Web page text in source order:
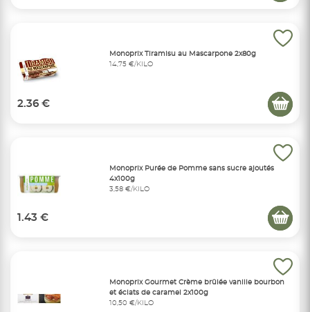
Monoprix Tiramisu au Mascarpone 2x80g
14,75 €/KILO
2.36 €
Monoprix Purée de Pomme sans sucre ajoutés
4x100g
3,58 €/KILO
1.43 €
Monoprix Gourmet Crème brûlée vanille bourbon
et éclats de caramel 2x100g
10,50 €/KILO